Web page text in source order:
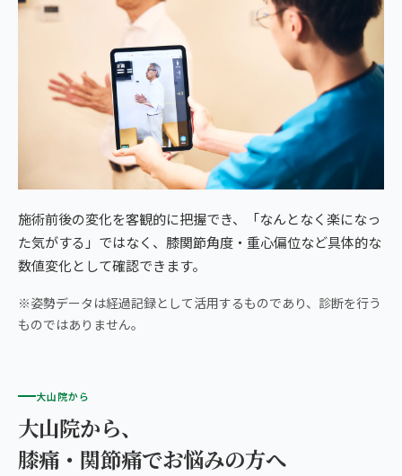
施術前後の変化を客観的に把握でき、「なんとなく楽になっ
た気がする」ではなく、膝関節角度・重心偏位など具体的な
数値変化として確認できます。
※姿勢データは経過記録として活用するものであり、診断を行う
ものではありません。
大山院から
大山院から、
膝痛・関節痛でお悩みの方へ